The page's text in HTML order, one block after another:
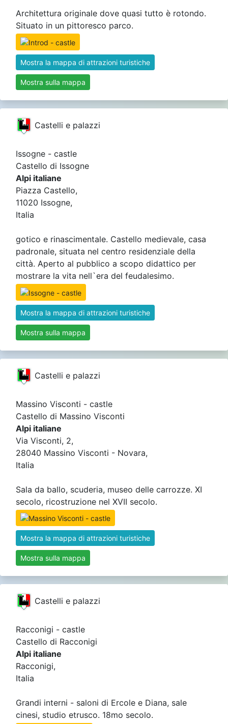
Architettura originale dove quasi tutto è rotondo.
Situato in un pittoresco parco.
Mostra la mappa di attrazioni turistiche
Mostra sulla mappa
Castelli e palazzi
Issogne - castle
Castello di Issogne
Alpi italiane
Piazza Castello,
11020 Issogne,
Italia
gotico e rinascimentale. Castello medievale, casa
padronale, situata nel centro residenziale della
città. Aperto al pubblico a scopo didattico per
mostrare la vita nell`era del feudalesimo.
Mostra la mappa di attrazioni turistiche
Mostra sulla mappa
Castelli e palazzi
Massino Visconti - castle
Castello di Massino Visconti
Alpi italiane
Via Visconti, 2,
28040 Massino Visconti - Novara,
Italia
Sala da ballo, scuderia, museo delle carrozze. XI
secolo, ricostruzione nel XVII secolo.
Mostra la mappa di attrazioni turistiche
Mostra sulla mappa
Castelli e palazzi
Racconigi - castle
Castello di Racconigi
Alpi italiane
Racconigi,
Italia
Grandi interni - saloni di Ercole e Diana, sale
cinesi, studio etrusco. 18mo secolo.